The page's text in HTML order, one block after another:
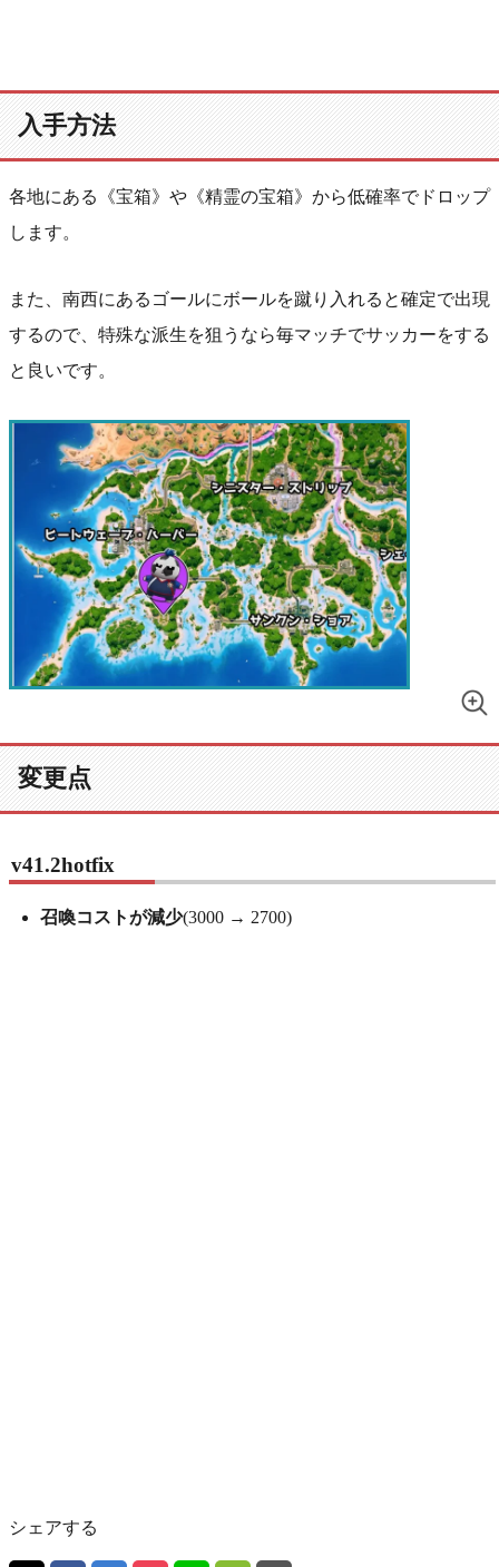
入手方法
各地にある《宝箱》や《精霊の宝箱》から低確率でドロップ
します。
また、南西にあるゴールにボールを蹴り入れると確定で出現
するので、特殊な派生を狙うなら毎マッチでサッカーをする
と良いです。
変更点
v41.2hotfix
召喚コストが減少(3000 → 2700)
シェアする